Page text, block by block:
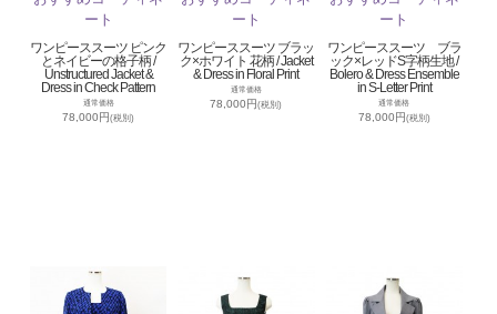
ワンピーススーツ ピンク
とネイビーの格子柄 /
Unstructured Jacket &
Dress in Check Pattern
通常価格
78,000円(税別)
ワンピーススーツ ブラッ
ク×ホワイト 花柄 / Jacket
& Dress in Floral Print
通常価格
78,000円(税別)
ワンピーススーツ ブラ
ック×レッドS字柄生地 /
Bolero & Dress Ensemble
in S-Letter Print
通常価格
78,000円 (税別)